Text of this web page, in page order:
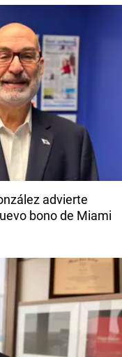
advierte
bono de Miami